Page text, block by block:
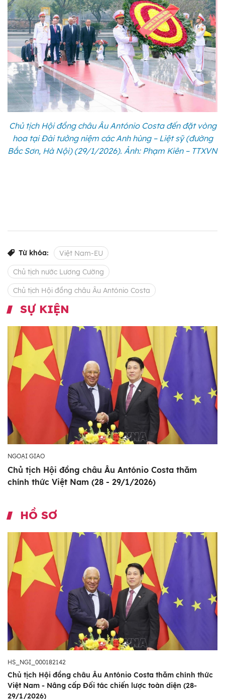
Chủ tịch Hội đồng châu Âu António Costa đến đặt vòng
hoa tại Đài tưởng niệm các Anh hùng – Liệt sỹ (đường
Bắc Sơn, Hà Nội) (29/1/2026). Ảnh: Phạm Kiên – TTXVN
Từ khóa: Việt Nam-EU
Chủ tịch nước Lương Cường
Chủ tịch Hội đồng châu Âu António Costa
SỰ KIỆN
NGOẠI GIAO
Chủ tịch Hội đồng châu Âu António Costa thăm
chính thức Việt Nam (28 - 29/1/2026)
HỒ SƠ
HS_NGI_000182142
Chủ tịch Hội đồng châu Âu António Costa thăm chính thức
Việt Nam - Nâng cấp Đối tác chiến lược toàn diện (28-
29/1/2026)